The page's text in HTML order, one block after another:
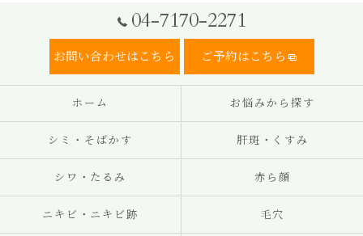
04-7170-2271
お問い合わせはこちら ご予約はこちら
ホーム お悩みから探す
シミ・そばかす 肝斑・くすみ
シワ・たるみ 赤ら顔
ニキビ・ニキビ跡 毛穴